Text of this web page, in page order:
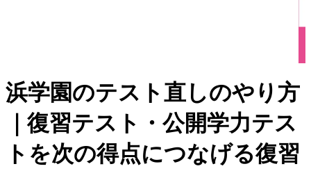
浜学園のテスト直しのやり方
｜復習テスト・公開学力テス
トを次の得点につなげる復習